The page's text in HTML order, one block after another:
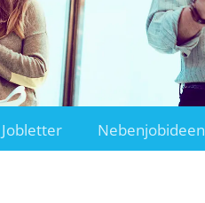
Jobletter Nebenjobideen